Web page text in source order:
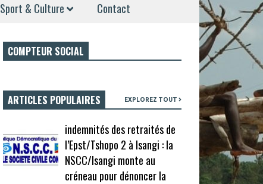
Sport & Culture Contact
COMPTEUR SOCIAL
ARTICLES POPULAIRES EXPLOREZ TOUT
indemnités des retraités de
l’Epst/Tshopo 2 à Isangi : la
NSCC/Isangi monte au
créneau pour dénoncer la